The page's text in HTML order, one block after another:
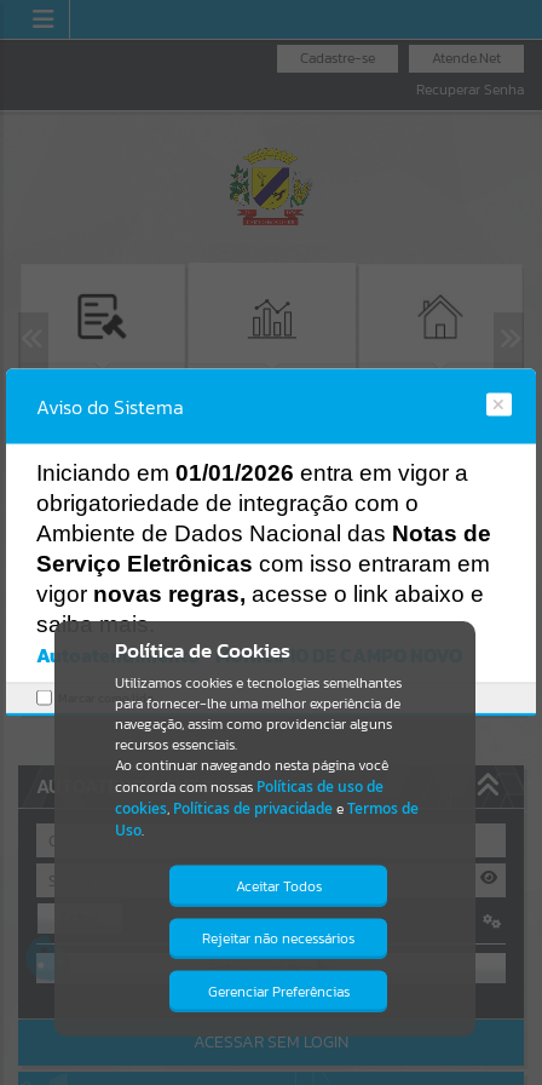
Atende.Net
Cadastre-se
Recuperar Senha
Resultados para""
Portais
Por favor, aguarde...
NOTÍCIAS
Por favor, aguarde...
Por favor, aguarde...
Por favor, aguarde...
AUTOATENDIMENTO
OU
Cadastre-se|Recuperar Senha
ACESSAR SEM LOGIN
Política de Cookies
Utilizamos cookies e tecnologias semelhantes
para fornecer-lhe uma melhor experiência de
navegação, assim como providenciar alguns
recursos essenciais.
Ao continuar navegando nesta página você
concorda com nossas Políticas de uso de
cookies, Políticas de privacidadeeTermos de
Uso.
Aceitar Todos
Rejeitar não necessários
Gerenciar Preferências
Isto significa que diversos recursos
providenciados poderão não estar
Aviso do Sistema
Iniciando em 01/01/2026 entra em vigor a
obrigatoriedade de integração com o
Ambiente de Dados Nacional das Notas de
Serviço Eletrônicas com isso entraram em
vigor novas regras, acesse o link abaixo e
saiba mais.
Autoatendimento - MUNICIPIO DE CAMPO NOVO
Marcar como lido.
Erro
Gerenciamento do Sistema
CÓDIGO DA MENSAGEM:
Ocorreu um erro de script:
Uncaught SyntaxError: Unexpected token '('
https://camponovo.atende.net/cidadao/pagina/static/bundle/wpo_i
ndex_2_base_l2_portal_editores_sync_d90a4f16fa74dced9b4a30db
2efd1d85.js?v=480b2420:47
Verificar Mais Detalhes